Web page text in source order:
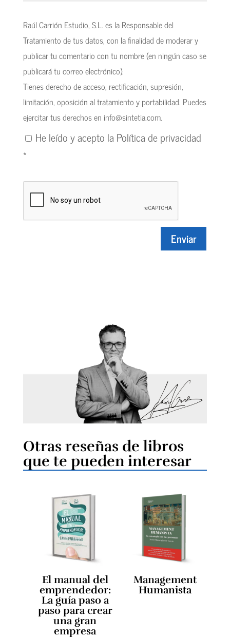
Raúl Carrión Estudio, S.L. es la Responsable del
Tratamiento de tus datos, con la finalidad de moderar y
publicar tu comentario con tu nombre (en ningún caso se
publicará tu correo electrónico).
Tienes derecho de acceso, rectificación, supresión,
limitación, oposición al tratamiento y portabilidad. Puedes
ejercitar tus derechos en info@sintetia.com.
He leído y acepto la Política de privacidad
*
Enviar
Otras reseñas de libros
que te pueden interesar
El manual del
emprendedor:
La guía paso a
paso para crear
una gran
empresa
Management
Humanista